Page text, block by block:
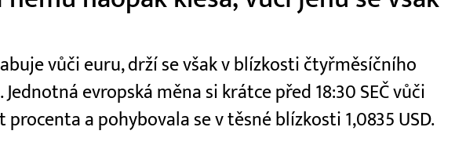
vůči euru, drží se však v blízkosti čtyřměsíčního
evropská měna si krátce před 18:30 SEČ vůči
a pohybovala se v těsné blízkosti 1,0835 USD.